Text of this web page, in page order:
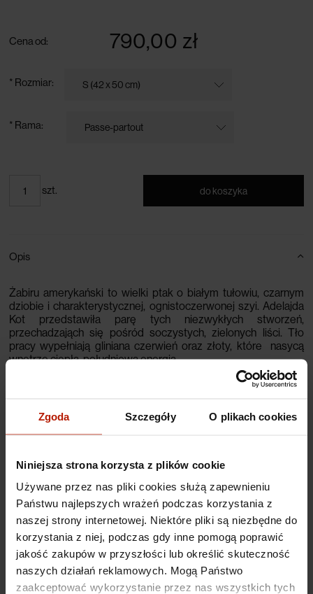
Zgoda Szczegóły O plikach cookies
Niniejsza strona korzysta z plików cookie
Używane przez nas pliki cookies służą zapewnieniu
Państwu najlepszych wrażeń podczas korzystania z
naszej strony internetowej. Niektóre pliki są niezbędne do
korzystania z niej, podczas gdy inne pomogą poprawić
jakość zakupów w przyszłości lub określić skuteczność
naszych działań reklamowych. Mogą Państwo
zaakceptować wykorzystanie przez nas wszystkich tych
Cena od: 790,00 zł
* Rozmiar:
* Rama:
szt. do koszyka
Opis
Żabiru amerykański to wielki ptak o białym tułowiu, czarnym
dziobie i charakterystycznej, ognistoczerwonej szyi. Adelajda
Kot przedstawiła parę tych niezwykłych stworzeń,
przechadzająch się pośród soczystych, zielonych liści. Tło
pracy wypełniają gliniana czerwień oraz złoty, które nasycą
wnętrze ciepłą, południową energią.
"Jobiru, I love you!, 2022" Adelajdy Kotpowstała w
unikatowym numerem edycji.
w 1984 roku w Warszawiepolska artystka-samouk
2003 – 2006 studiowała matematykę na Uniwersytecie
Warszawskim. Zajmowała się również profesjonalną
rehabilitacją i treningiem koni sportowych zarówno w Polsce,
jak i za granicą.Malarstwo i rysunek to jej życiowa pasja.Od
2020 roku rozwija swój talent artystyczny, zdobywając kolejne
umiejętności warsztatowe. Mieszka w Niemczech.